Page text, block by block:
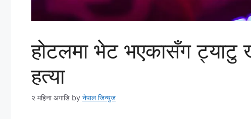
होटलमा भेट भएकासँग ट्याटु
हत्या
२ महिना अगाडि by नेपाल जिन्युज